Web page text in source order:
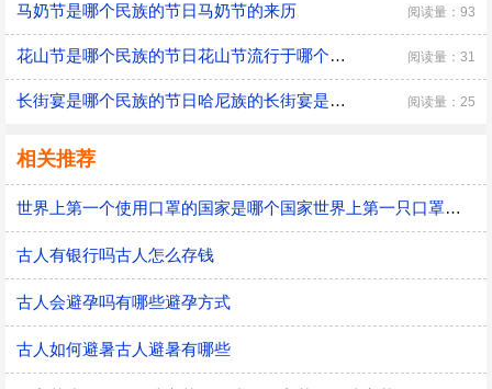
马奶节是哪个民族的节日马奶节的来历 阅读量：93
花山节是哪个民族的节日花山节流行于哪个地区 阅读量：31
长街宴是哪个民族的节日哈尼族的长街宴是哪天 阅读量：25
相关推荐
世界上第一个使用口罩的国家是哪个国家世界上第一只口罩是谁发明的
古人有银行吗古人怎么存钱
古人会避孕吗有哪些避孕方式
古人如何避暑古人避暑有哪些